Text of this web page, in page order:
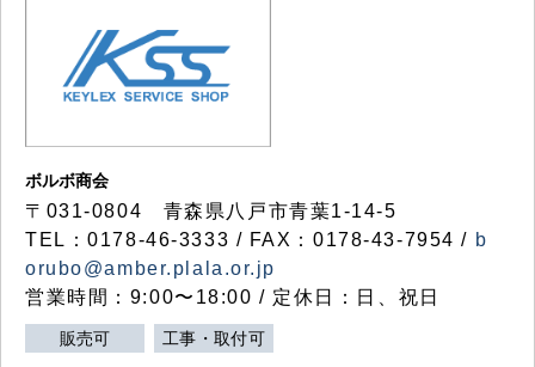
ボルボ商会
〒031-0804 青森県八戸市青葉1-14-5
TEL：0178-46-3333 / FAX：0178-43-7954 / b
orubo@amber.plala.or.jp
営業時間：9:00〜18:00 / 定休日：日、祝日
販売可 工事・取付可